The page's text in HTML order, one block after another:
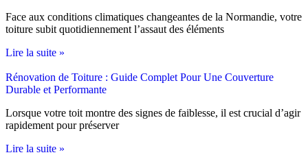
Face aux conditions climatiques changeantes de la Normandie, votre
toiture subit quotidiennement l’assaut des éléments
Lire la suite »
Rénovation de Toiture : Guide Complet Pour Une Couverture
Durable et Performante
Lorsque votre toit montre des signes de faiblesse, il est crucial d’agir
rapidement pour préserver
Lire la suite »